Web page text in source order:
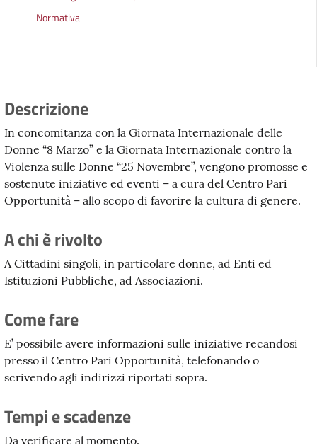
Normativa
Descrizione
In concomitanza con la Giornata Internazionale delle
Donne “8 Marzo” e la Giornata Internazionale contro la
Violenza sulle Donne “25 Novembre”, vengono promosse e
sostenute iniziative ed eventi – a cura del Centro Pari
Opportunità – allo scopo di favorire la cultura di genere.
A chi è rivolto
A Cittadini singoli, in particolare donne, ad Enti ed
Istituzioni Pubbliche, ad Associazioni.
Come fare
E’ possibile avere informazioni sulle iniziative recandosi
presso il Centro Pari Opportunità, telefonando o
scrivendo agli indirizzi riportati sopra.
Tempi e scadenze
Da verificare al momento.